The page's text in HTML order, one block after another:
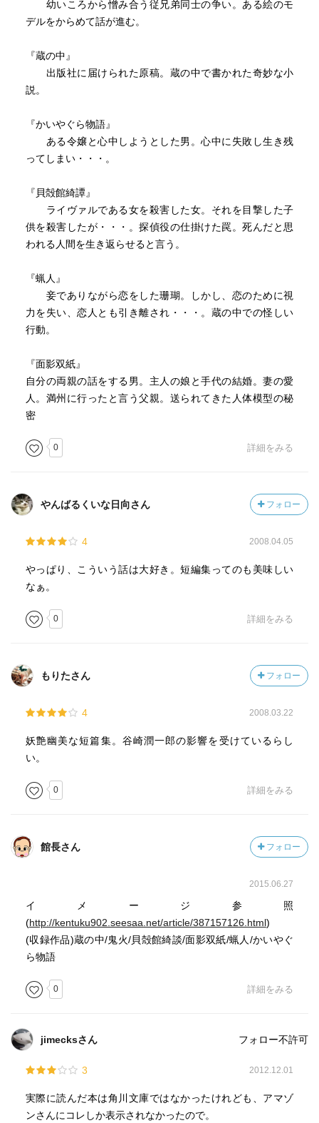
幼いころから憎み合う従兄弟同士の争い。ある絵のモ
デルをからめて話が進む。
『蔵の中』
出版社に届けられた原稿。蔵の中で書かれた奇妙な小
説。
『かいやぐら物語』
ある令嬢と心中しようとした男。心中に失敗し生き残
ってしまい・・・。
『貝殻館綺譚』
ライヴァルである女を殺害した女。それを目撃した子
供を殺害したが・・・。探偵役の仕掛けた罠。死んだと思
われる人間を生き返らせると言う。
『蝋人』
妾でありながら恋をした珊瑚。しかし、恋のために視
力を失い、恋人とも引き離され・・・。蔵の中での怪しい
行動。
『面影双紙』
自分の両親の話をする男。主人の娘と手代の結婚。妻の愛
人。満州に行ったと言う父親。送られてきた人体模型の秘
密
0 詳細をみる
やんばるくいな日向さん フォロー
4 2008.04.05
やっぱり、こういう話は大好き。短編集ってのも美味しい
なぁ。
0 詳細をみる
もりたさん フォロー
4 2008.03.22
妖艶幽美な短篇集。谷崎潤一郎の影響を受けているらし
い。
0 詳細をみる
館長さん フォロー
2015.06.27
イメージ参照
(http://kentuku902.seesaa.net/article/387157126.html)
(収録作品)蔵の中/鬼火/貝殻館綺談/面影双紙/蝋人/かいやぐ
ら物語
0 詳細をみる
jimecksさん フォロー不許可
3 2012.12.01
実際に読んだ本は角川文庫ではなかったけれども、アマゾ
ンさんにコレしか表示されなかったので。